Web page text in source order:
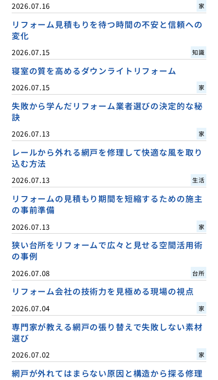
2026.07.16 家
リフォーム見積もりを待つ時間の不安と信頼への
変化
2026.07.15 知識
寝室の質を高めるダウンライトリフォーム
2026.07.15 家
失敗から学んだリフォーム業者選びの決定的な秘
訣
2026.07.13 家
レールから外れる網戸を修理して快適な風を取り
込む方法
2026.07.13 生活
リフォームの見積もり期間を短縮するための施主
の事前準備
2026.07.13 家
狭い台所をリフォームで広々と見せる空間活用術
の事例
2026.07.08 台所
リフォーム会社の技術力を見極める現場の視点
2026.07.04 家
専門家が教える網戸の張り替えで失敗しない素材
選び
2026.07.02 家
網戸が外れてはまらない原因と構造から探る修理